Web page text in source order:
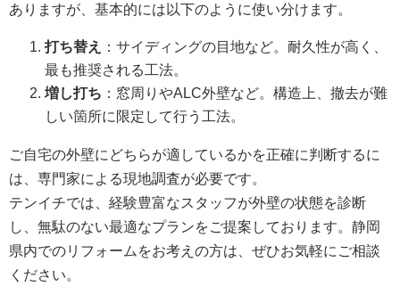
ありますが、基本的には以下のように使い分けます。
打ち替え
：サイディングの目地など。耐久性が高く、
最も推奨される工法。
増し打ち ：窓周りやALC外壁など。構造上、撤去が難
しい箇所に限定して行う工法。
ご自宅の外壁にどちらが適しているかを正確に判断するに
は、専門家による現地調査が必要です。
テンイチでは、経験豊富なスタッフが外壁の状態を診断
し、無駄のない最適なプランをご提案しております。静岡
県内でのリフォームをお考えの方は、ぜひお気軽にご相談
ください。